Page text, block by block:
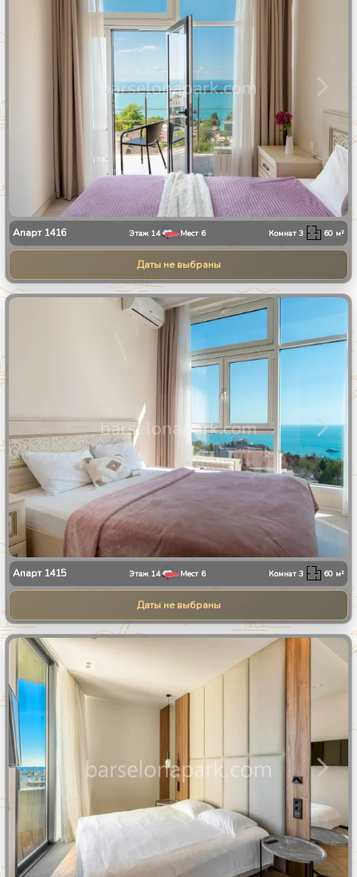
Апарт 1416 Этаж 14 Мест 6 Комнат3 60 м²
Даты не выбраны
Апарт 1415 Этаж 14 Мест 6 Комнат3 60 м²
Даты не выбраны